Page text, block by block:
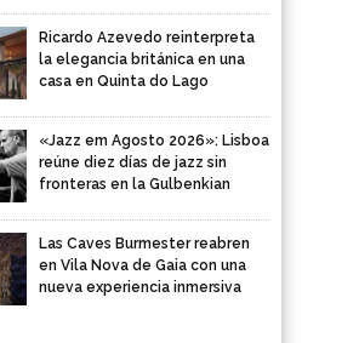
Ricardo Azevedo reinterpreta
la elegancia británica en una
casa en Quinta do Lago
«Jazz em Agosto 2026»: Lisboa
reúne diez días de jazz sin
fronteras en la Gulbenkian
Las Caves Burmester reabren
en Vila Nova de Gaia con una
nueva experiencia inmersiva